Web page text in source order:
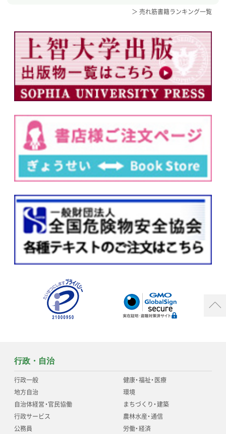
＞ 売れ筋書籍ランキング一覧
行政・自治
行政一般
地方自治
自治体経営・官民協働
行政サービス
公務員
健康・福祉・医療
環境
まちづくり・建築
農林水産・通信
労働・経済